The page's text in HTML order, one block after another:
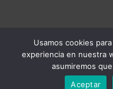
Usamos cookies
experiencia en nuestra
asumiremos
Aceptar